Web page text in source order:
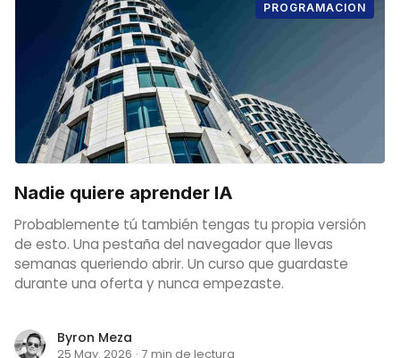
PROGRAMACION
Nadie quiere aprender IA
Probablemente tú también tengas tu propia versión
de esto. Una pestaña del navegador que llevas
semanas queriendo abrir. Un curso que guardaste
durante una oferta y nunca empezaste.
Byron Meza
25 May. 2026 · 7 min de lectura